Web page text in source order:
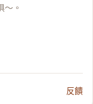
～。
反饋